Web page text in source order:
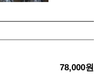
78,000원